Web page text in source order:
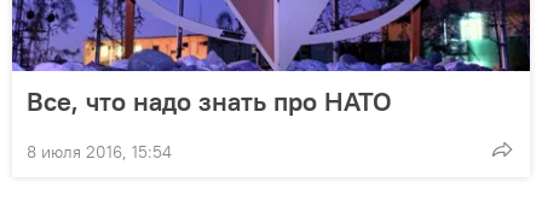
Все, что надо знать про НАТО
8 июля 2016, 15:54